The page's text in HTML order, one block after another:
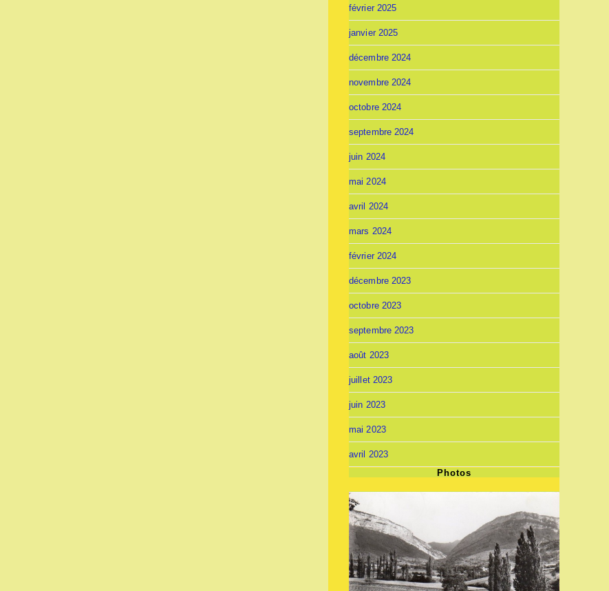
février 2025
janvier 2025
décembre 2024
novembre 2024
octobre 2024
septembre 2024
juin 2024
mai 2024
avril 2024
mars 2024
février 2024
décembre 2023
octobre 2023
septembre 2023
août 2023
juillet 2023
juin 2023
mai 2023
avril 2023
Photos